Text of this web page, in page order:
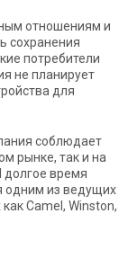
отношениям и
сохранения
потребители
не планирует
для
соблюдает
рынке, так и на
долгое время
одним из ведущих
Camel, Winston,